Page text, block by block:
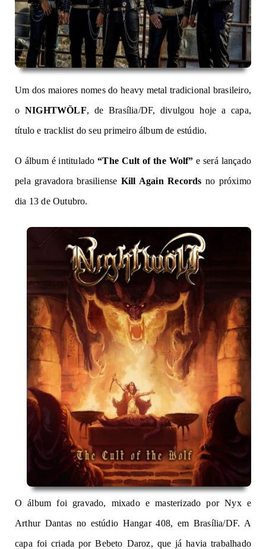
Um dos maiores nomes do heavy metal tradicional brasileiro,
o NIGHTWÖLF, de Brasília/DF, divulgou hoje a capa,
título e tracklist do seu primeiro álbum de estúdio.
O álbum é intitulado“The Cult of the Wolf”e será lançado
pela gravadora brasiliense Kill Again Records no próximo
dia 13 de Outubro.
O álbum foi gravado, mixado e masterizado por Nyx e
Arthur Dantas no estúdio Hangar 408, em Brasília/DF. A
capa foi criada por Bebeto Daroz, que já havia trabalhado